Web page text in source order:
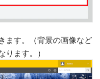
ます。（背景の画像など
ます。）